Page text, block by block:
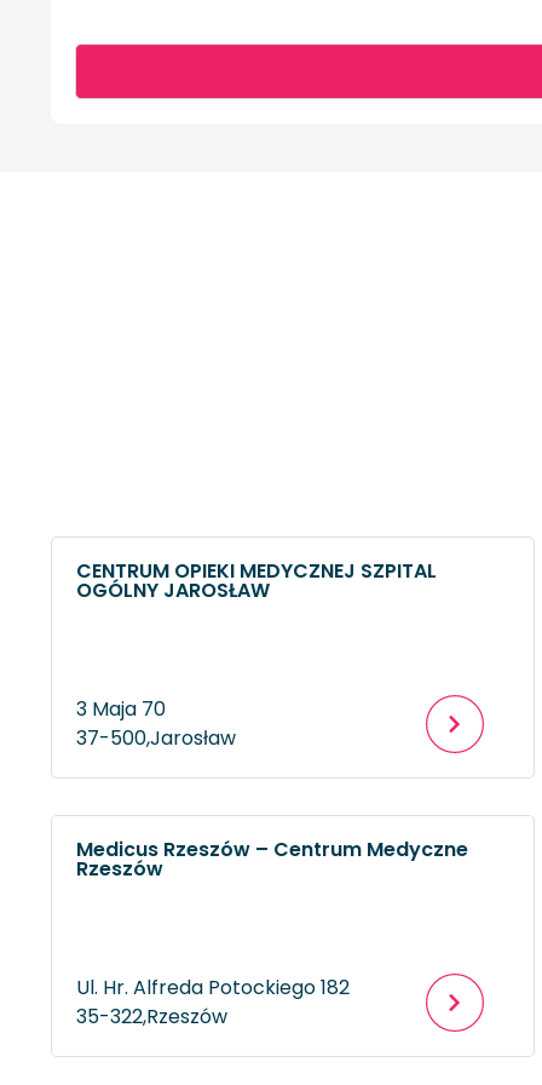
CENTRUM OPIEKI MEDYCZNEJ SZPITAL
OGÓLNY JAROSŁAW
3 Maja 70
37-500,Jarosław
Medicus Rzeszów – Centrum Medyczne
Rzeszów
Ul. Hr. Alfreda Potockiego 182
35-322,Rzeszów